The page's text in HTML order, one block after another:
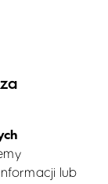
lub